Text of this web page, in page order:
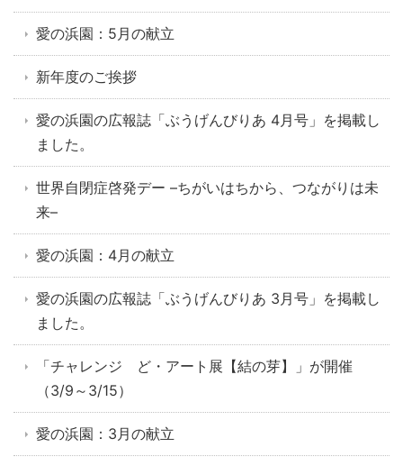
愛の浜園：5月の献立
新年度のご挨拶
愛の浜園の広報誌「ぶうげんびりあ 4月号」を掲載し
ました。
世界自閉症啓発デー –ちがいはちから、つながりは未
来–
愛の浜園：4月の献立
愛の浜園の広報誌「ぶうげんびりあ 3月号」を掲載し
ました。
「チャレンジ ど・アート展【結の芽】」が開催
（3/9～3/15）
愛の浜園：3月の献立